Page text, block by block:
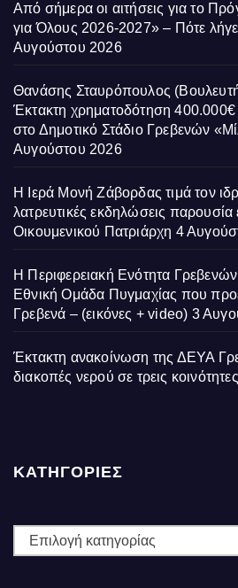
Από σήμερα οι αιτήσεις για το
για Όλους 2026-2027» – Πότε
Αυγούστου 2026
Θανάσης Σταυρόπουλος
Έκτακτη χρηματοδότηση 400.000€
στο Δημοτικό Στάδιο Γρεβενών
Αυγούστου 2026
Η Ιερά Μονή Ζάβορδας τιμά τον
λατρευτικές εκδηλώσεις
Οικουμενικού Πατριάρχη 4
Η Περιφερειακή Ενότητα
Εθνική Ομάδα Πυγμαχίας που
Γρεβενά – (εικόνες + video) 3
Έκτακτη ανακοίνωση της ΔΕΥΑ
διακοπές νερού σε τρεις κοινότητες
ΚΑΤΗΓΟΡΙΕΣ
ΚΑΤΗΓΟΡΙΕΣ